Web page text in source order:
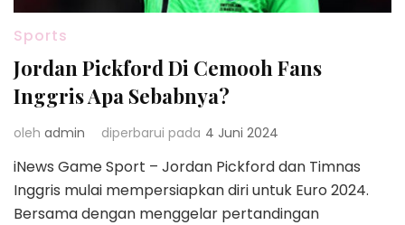
Sports
Jordan Pickford Di Cemooh Fans
Inggris Apa Sebabnya?
oleh admin diperbarui pada 4 Juni 2024
iNews Game Sport – Jordan Pickford dan Timnas
Inggris mulai mempersiapkan diri untuk Euro 2024.
Bersama dengan menggelar pertandingan